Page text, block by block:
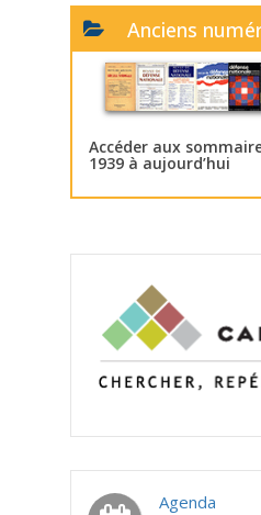
Anciens
Accéder aux
1939 à aujourd’hui
Agenda